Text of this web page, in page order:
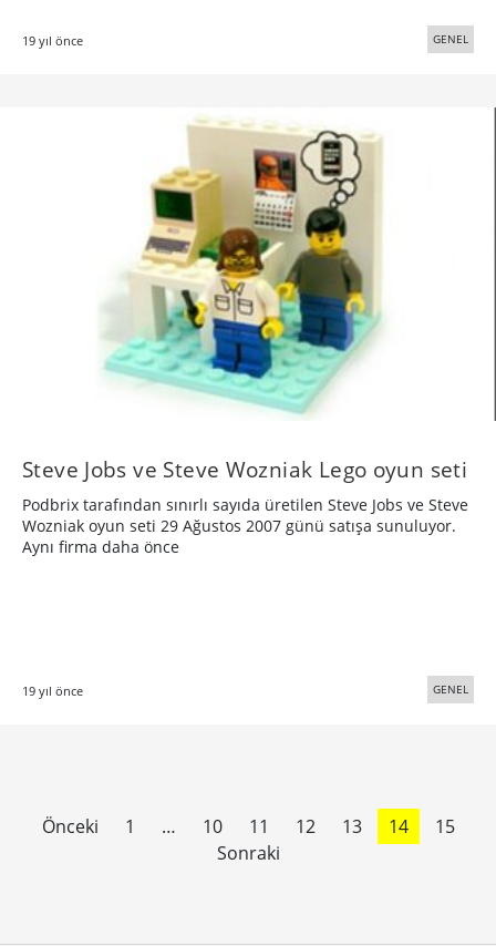
19 yıl önce GENEL
Steve Jobs ve Steve Wozniak Lego oyun seti
Podbrix tarafından sınırlı sayıda üretilen Steve Jobs ve Steve
Wozniak oyun seti 29 Ağustos 2007 günü satışa sunuluyor.
Aynı firma daha önce
19 yıl önce GENEL
Önceki 1 … 10 11 12 13 14
15
Sonraki